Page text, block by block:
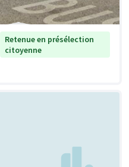
Retenue en présélection
citoyenne